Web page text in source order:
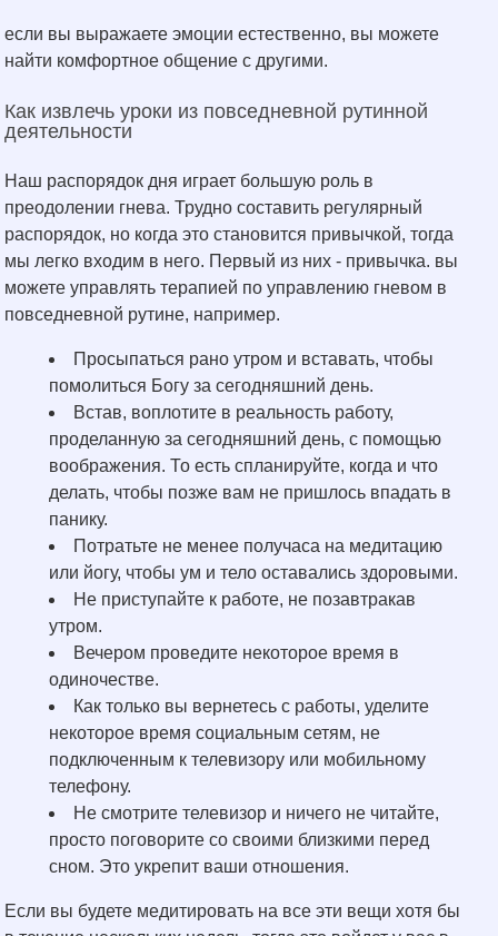
если вы выражаете эмоции естественно, вы можете
найти комфортное общение с другими.
Как извлечь уроки из повседневной рутинной
деятельности
Наш распорядок дня играет большую роль в
преодолении гнева. Трудно составить регулярный
распорядок, но когда это становится привычкой, тогда
мы легко входим в него. Первый из них - привычка. вы
можете управлять терапией по управлению гневом в
повседневной рутине, например.
Просыпаться рано утром и вставать, чтобы
помолиться Богу за сегодняшний день.
Встав, воплотите в реальность работу,
проделанную за сегодняшний день, с помощью
воображения. То есть спланируйте, когда и что
делать, чтобы позже вам не пришлось впадать в
панику.
Потратьте не менее получаса на медитацию
или йогу, чтобы ум и тело оставались здоровыми.
Не приступайте к работе, не позавтракав
утром.
Вечером проведите некоторое время в
одиночестве.
Как только вы вернетесь с работы, уделите
некоторое время социальным сетям, не
подключенным к телевизору или мобильному
телефону.
Не смотрите телевизор и ничего не читайте,
просто поговорите со своими близкими перед
сном. Это укрепит ваши отношения.
Если вы будете медитировать на все эти вещи хотя бы